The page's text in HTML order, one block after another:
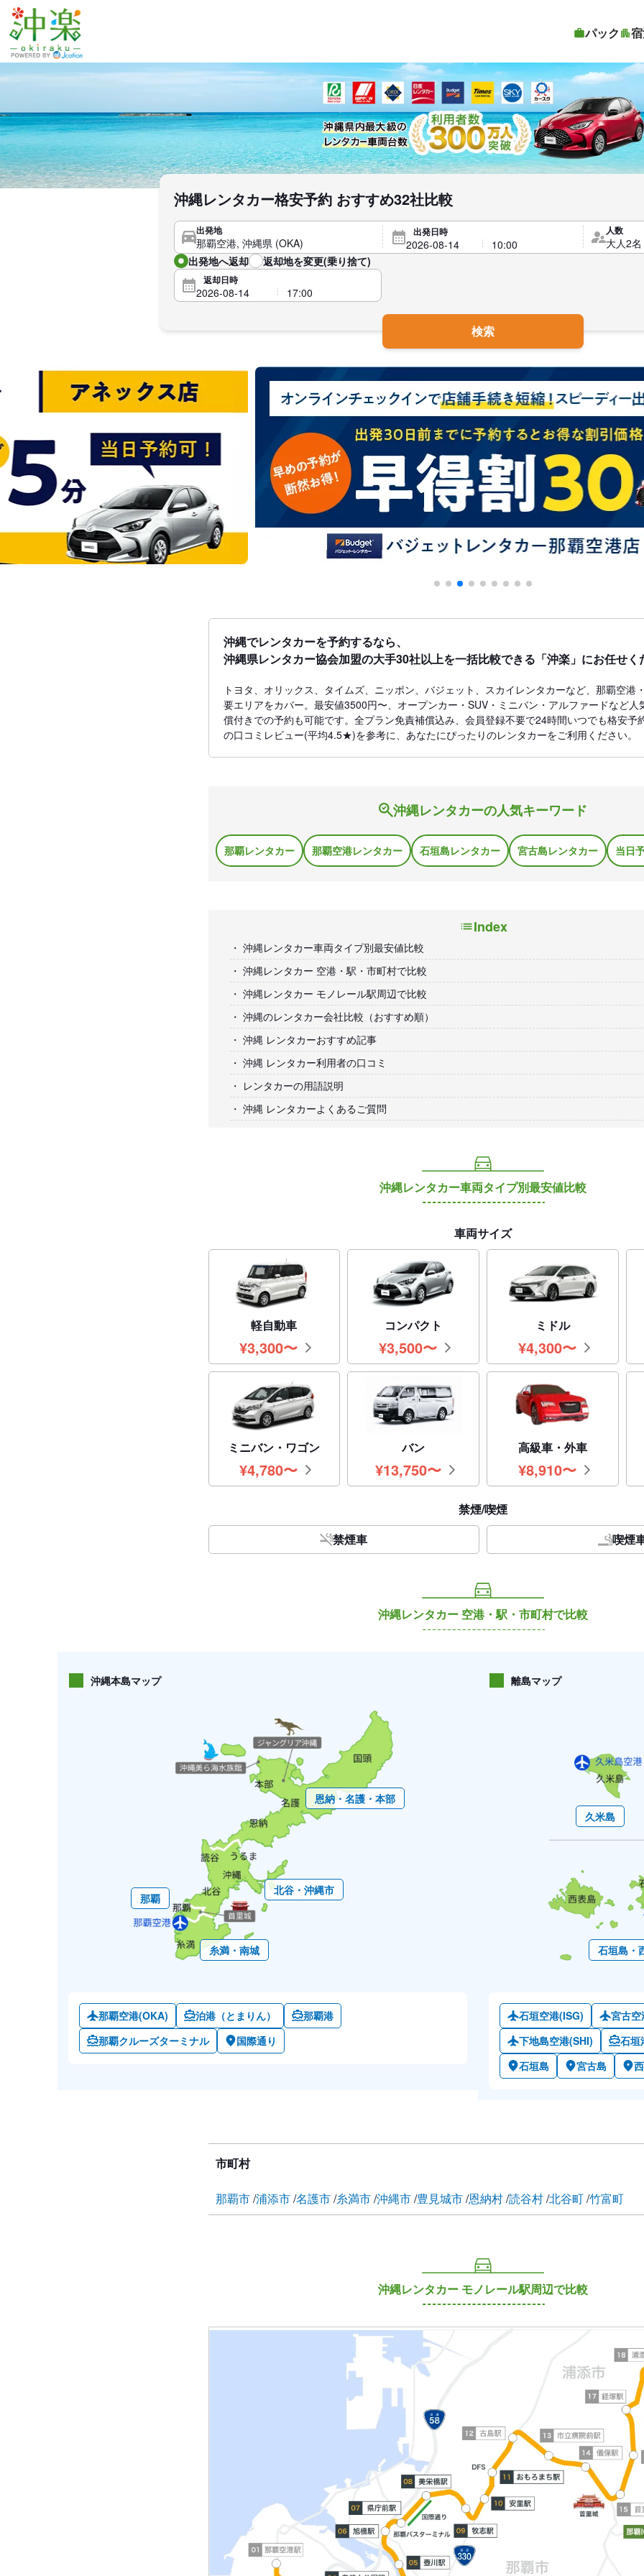
パック
沖縄レンタカー格安予約 おすすめ32社比較
出発地 出発日時 人数
出発地へ返却 返却地を変更(乗り捨て)
返却日時
検索
沖縄でレンタカーを予約するなら、
沖縄県レンタカー協会加盟の大手30社以上を一括比較できる「沖楽」にお任せく
トヨタ、オリックス、タイムズ、ニッポン、バジェット、スカイレンタカーなど、那覇空港
要エリアをカバー。最安値3500円〜、オープンカー・SUV・ミニバン・アルファードなど人
償付きでの予約も可能です。全プラン免責補償込み、会員登録不要で24時間いつでも格安予
の口コミレビュー(平均4.5★)を参考に、あなたにぴったりのレンタカーをご利用ください。
沖縄レンタカーの人気キーワード
那覇レンタカー 那覇空港レンタカー 石垣島レンタカー 宮古島レンタカー 当日
Index
沖縄レンタカー車両タイプ別最安値比較
沖縄レンタカー 空港・駅・市町村で比較
沖縄レンタカー モノレール駅周辺で比較
沖縄のレンタカー会社比較（おすすめ順）
沖縄 レンタカーおすすめ記事
沖縄 レンタカー利用者の口コミ
レンタカーの用語説明
沖縄 レンタカーよくあるご質問
沖縄レンタカー車両タイプ別最安値比較
車両サイズ
軽自動車
¥3,300円
〜
コンパクト
¥3,500円
〜
ミドル
¥4,300円
〜
ミニバン・ワゴン
¥4,780円
〜
バン
¥13,750
円〜
高級車・外車
¥8,910円
〜
禁煙/喫煙
禁煙車
喫煙
沖縄レンタカー 空港・駅・市町村で比較
沖縄本島マップ
那覇
糸満・南城
北谷・沖縄市
恩納・名護・本部
那覇空港(OKA) 泊港（とまりん）
那覇港
那覇クルーズターミナル
国際通り
離島マップ
久米島
石垣島・
石垣空港(ISG)
宮古空
下地島空港(SHI)
石垣
石垣島
宮古島
市町村
那覇市 浦添市 名護市 糸満市 沖縄市 豊見城市 恩納村 読谷村 北谷町 竹富町
沖縄レンタカー モノレール駅周辺で比較